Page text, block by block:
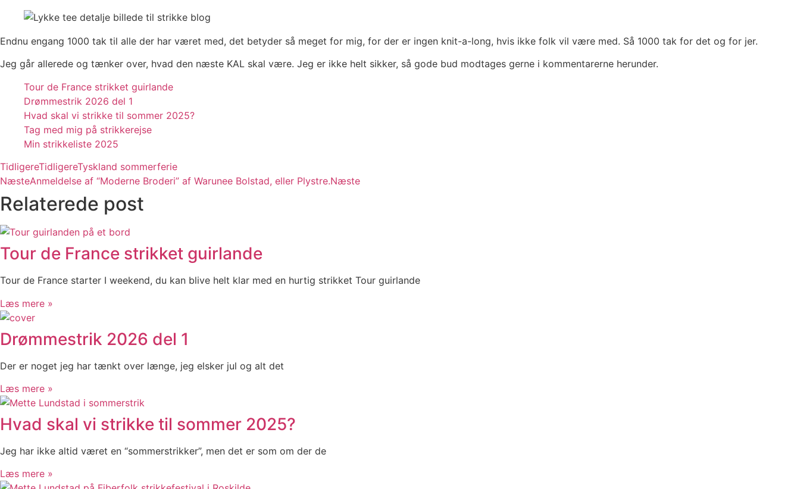
Endnu engang 1000 tak til alle der har været med, det betyder så meget for mig, for der er ingen knit-a-long, hvis ikke folk vil være med. Så 1000 tak for det og for jer.
Jeg går allerede og tænker over, hvad den næste KAL skal være. Jeg er ikke helt sikker, så gode bud modtages gerne i kommentarerne herunder.
Tour de France strikket guirlande
Drømmestrik 2026 del 1
Hvad skal vi strikke til sommer 2025?
Tag med mig på strikkerejse
Min strikkeliste 2025
TidligereTidligereTyskland sommerferie
NæsteAnmeldelse af “Moderne Broderi” af Warunee Bolstad, eller Plystre.Næste
Relaterede post
Tour de France strikket guirlande
Tour de France starter I weekend, du kan blive helt klar med en hurtig strikket Tour guirlande
Læs mere »
Drømmestrik 2026 del 1
Der er noget jeg har tænkt over længe, jeg elsker jul og alt det
Læs mere »
Hvad skal vi strikke til sommer 2025?
Jeg har ikke altid været en “sommerstrikker”, men det er som om der de
Læs mere »